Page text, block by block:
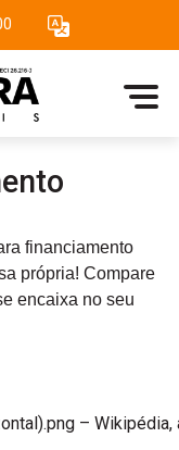
financiamento
própria! Compare
encaixa no seu